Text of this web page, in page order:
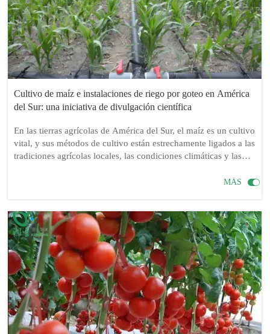
Cultivo de maíz e instalaciones de riego por goteo en América
del Sur: una iniciativa de divulgación científica
En las tierras agrícolas de América del Sur, el maíz es un cultivo
vital, y sus métodos de cultivo están estrechamente ligados a las
tradiciones agrícolas locales, las condiciones climáticas y las
zonas con recursos hídricos limitados, las instalaciones de riego
suelo. Entonces, ¿es necesario el riego por goteo para el cultivo
de maíz en América del Sur? La respuesta es sí, especialmente
en regiones donde los recursos hídricos son escasos o están
distribuidos de manera desigual, lo que hace que la tecnología
de riego por goteo sea particularmente importante.
MÁS 